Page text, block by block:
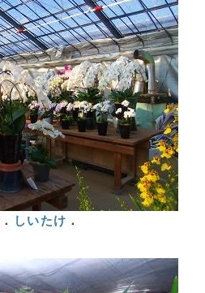
． しいたけ ．